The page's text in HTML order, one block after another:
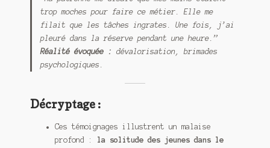
trop moches pour faire ce métier. Elle me
filait que les tâches ingrates. Une fois, j’ai
pleuré dans la réserve pendant une heure.”
Réalité évoquée :
dévalorisation, brimades
psychologiques.
Décryptage :
Ces témoignages illustrent un malaise
profond : la solitude des jeunes dans le